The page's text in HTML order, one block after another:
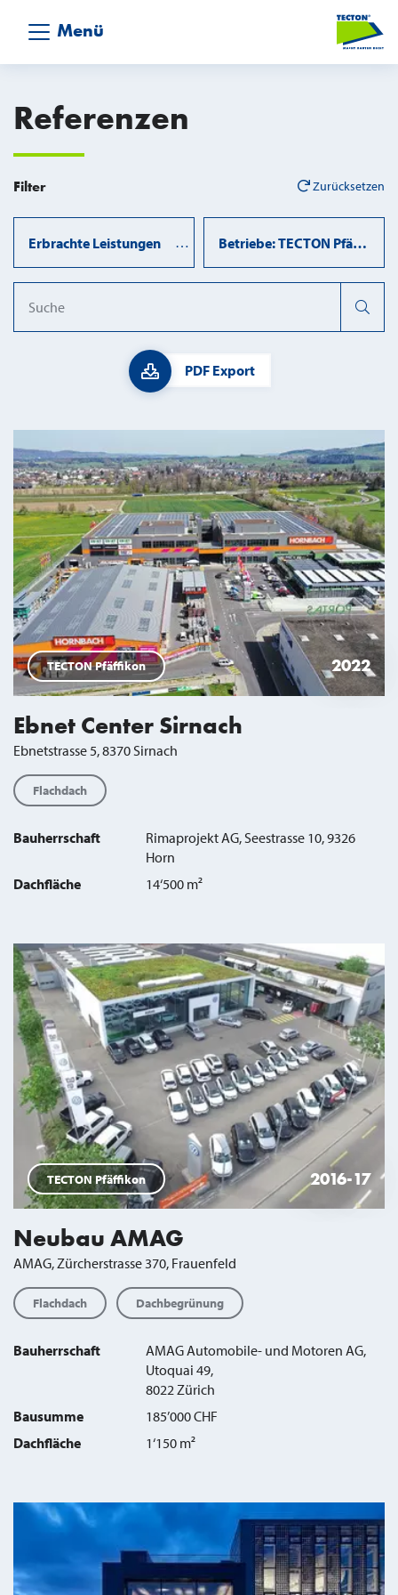
Menü
Referenzen
Filter Zurücksetzen
Erbrachte Leistungen Betriebe: TECTON Pfäffikon
PDF Export
Suchresultate
TECTON Pfäffikon 2022
Ebnet Center Sirnach
Ebnetstrasse 5, 8370 Sirnach
Flachdach
Bauherrschaft
Rimaprojekt AG, Seestrasse 10, 9326
Horn
Dachfläche
14‘500 m²
TECTON Pfäffikon 2016-17
Neubau AMAG
AMAG, Zürcherstrasse 370, Frauenfeld
Flachdach Dachbegrünung
Bauherrschaft
AMAG Automobile- und Motoren AG,
Utoquai 49,
8022 Zürich
Bausumme
185’000 CHF
Dachfläche
1‘150 m²